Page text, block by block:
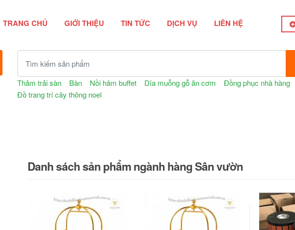
TRANG CHỦ GIỚI THIỆU TIN TỨC DỊCH VỤ LIÊN HỆ
Thảm trải sàn Bàn Nồi hâm buffet Dĩa muỗng gỗ ăn cơm
Đồng phục nhà hàng
Đồ trang trí cây thông noel
Danh sách sản phẩm ngành hàng Sân vườn